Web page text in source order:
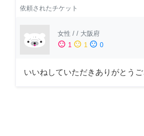
依頼されたチケット
女性 / / 大阪府
sentiment_satisfied 1 sentiment_neutral 1 sentiment_dissatisfied 0
いいねしていただきありがとう